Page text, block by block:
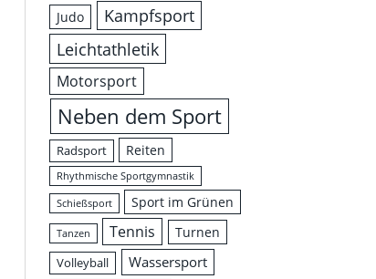
Judo
Kampfsport
Leichtathletik
Motorsport
Neben dem Sport
Radsport Reiten
Rhythmische Sportgymnastik
Schießsport Sport im Grünen
Tanzen Tennis Turnen
Volleyball Wassersport